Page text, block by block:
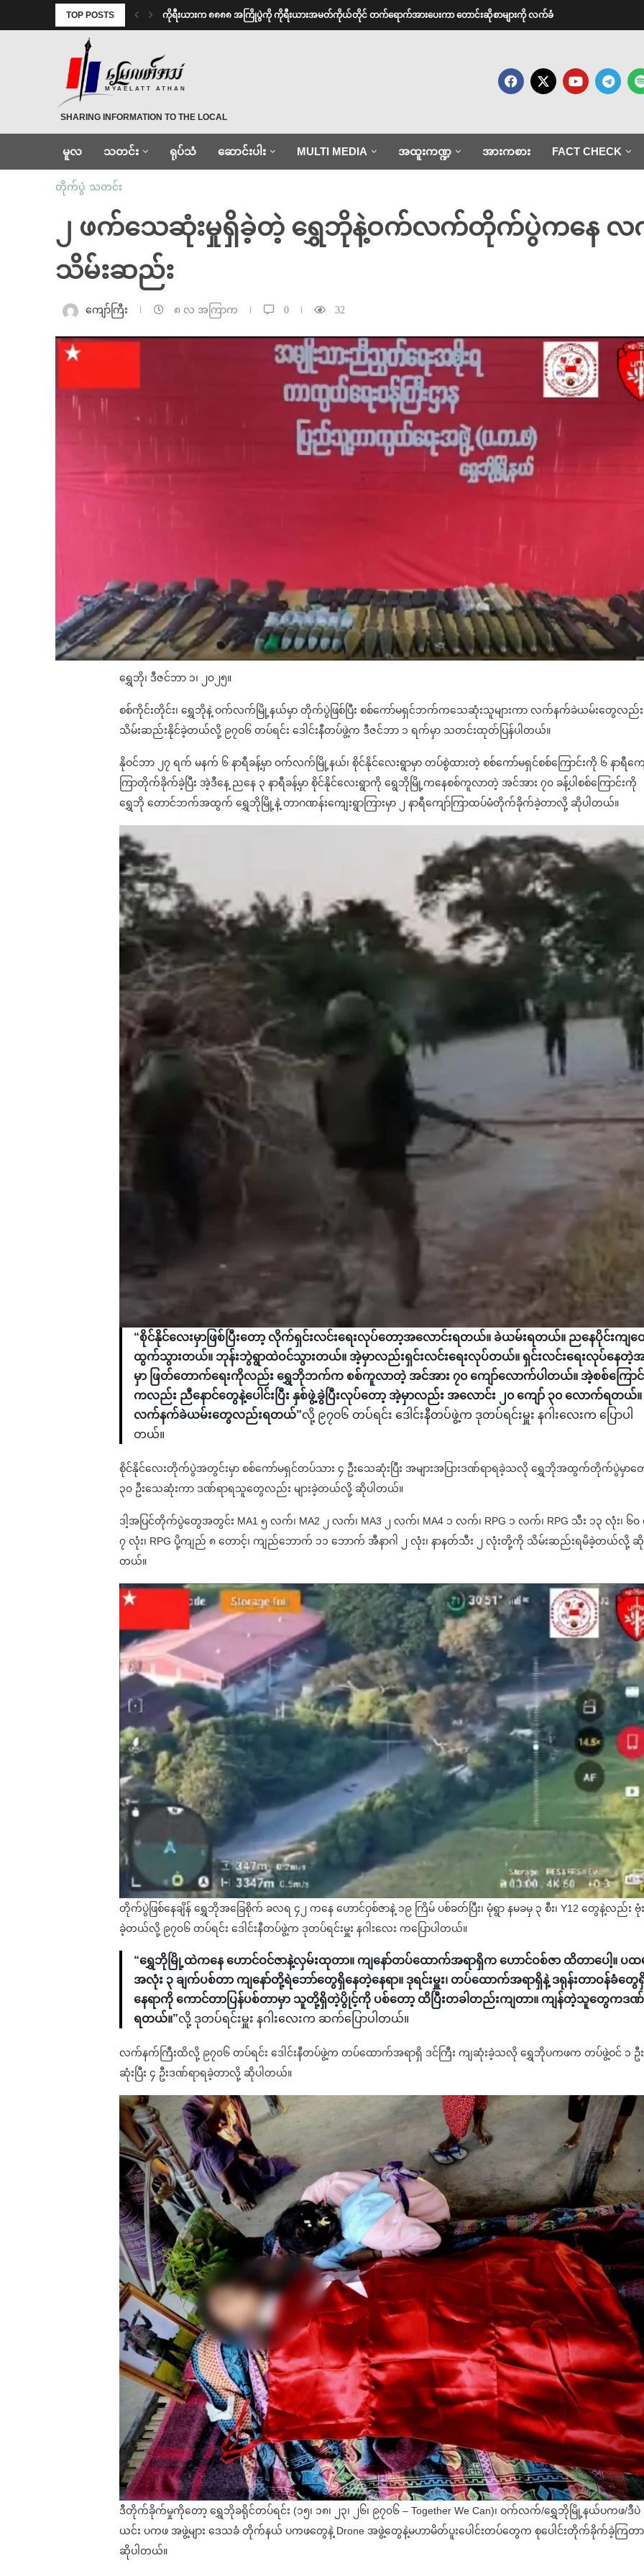
TOP POSTS ကိုရီးယားက ၈၈၈၈ အကြိုပွဲကို ကိုရီးယားအမတ်ကိုယ်တိုင် တက်ရောက်အားပေးကာ တောင်းဆိုစာများကို လက်ခံ
MYAELATT ATHAN
SHARING INFORMATION TO THE LOCAL
မူလ သတင်း ရုပ်သံ ဆောင်းပါး MULTI MEDIA အထူးကဏ္ဍ အားကစား FACT CHECK
တိုက်ပွဲ, သတင်း
၂ ဖက်သေဆုံးမှုရှိခဲ့တဲ့ ရွှေဘိုနဲ့ဝက်လက်တိုက်ပွဲကနေ လက်
သိမ်းဆည်း
ကျော်ကြီး ၈ လ အကြာက 0 32
ရွှေဘို၊ ဒီဇင်ဘာ ၁၊ ၂၀၂၅။
စစ်ကိုင်းတိုင်း၊ ရွှေဘိုနဲ့ ဝက်လက်မြို့နယ်မှာ တိုက်ပွဲဖြစ်ပြီး စစ်ကော်မရှင်ဘက်ကသေဆုံးသူများကာ လက်နက်ခဲယမ်းတွေလည်း
သိမ်းဆည်းနိုင်ခဲ့တယ်လို့ ၉၇၀၆ တပ်ရင်း ဒေါင်းနီတပ်ဖွဲ့က ဒီဇင်ဘာ ၁ ရက်မှာ သတင်းထုတ်ပြန်ပါတယ်။
နိုဝင်ဘာ ၂၇ ရက် မနက် ၆ နာရီခန့်မှာ ဝက်လက်မြို့နယ်၊ စိုင်နိုင်လေးရွာမှာ တပ်စွဲထားတဲ့ စစ်ကော်မရှင်စစ်ကြောင်းကို ၆ နာရီကျ
ကြာတိုက်ခိုက်ခဲ့ပြီး အဲ့ဒီနေ့ ညနေ ၃ နာရီခန့်မှာ စိုင်နိုင်လေးရွာကို ရွေဘိုမြို့ကနေစစ်ကူလာတဲ့ အင်အား ၇၀ ခန့်ပါစစ်ကြောင်းကို
ရွှေဘို တောင်ဘက်အထွက် ရွှေဘိုမြို့နဲ့ တာဂဏန်းကျေးရွာကြားမှာ ၂ နာရီကျော်ကြာထပ်မံတိုက်ခိုက်ခဲ့တာလို့ ဆိုပါတယ်။
“စိုင်နိုင်လေးမှာဖြစ်ပြီးတော့ လိုက်ရှင်းလင်းရေးလုပ်တော့အလောင်းရတယ်။ ခဲယမ်းရတယ်။ ညနေပိုင်းကျတ
ထွက်သွားတယ်။ ဘုန်းဘွဲရွာထဲဝင်သွားတယ်။ အဲ့မှာလည်းရှင်းလင်းရေးလုပ်တယ်။ ရှင်းလင်းရေးလုပ်နေတဲ့အ
မှာ ဖြတ်တောက်ရေးကိုလည်း ရွှေဘိုဘက်က စစ်ကူလာတဲ့ အင်အား ၇၀ ကျော်လောက်ပါတယ်။ အဲ့စစ်ကြောင်
ကလည်း ညီနောင်တွေနဲ့ပေါင်းပြီး နှစ်ဖွဲ့ခွဲပြီးလုပ်တော့ အဲ့မှာလည်း အလောင်း ၂၀ ကျော် ၃၀ လောက်ရတယ်။
လက်နက်ခဲယမ်းတွေလည်းရတယ်”လို့ ၉၇၀၆ တပ်ရင်း ဒေါင်းနီတပ်ဖွဲ့က ဒုတပ်ရင်းမှူး နဂါးလေးက ပြောပါ
တယ်။
စိုင်နိုင်လေးတိုက်ပွဲအတွင်းမှာ စစ်ကော်မရှင်တပ်သား ၄ ဦးသေဆုံးပြီး အများအပြားဒဏ်ရာရခဲ့သလို ရွှေဘိုအထွက်တိုက်ပွဲမှာတ
၃၀ ဦးသေဆုံးကာ ဒဏ်ရာရသူတွေလည်း များခဲ့တယ်လို့ ဆိုပါတယ်။
ဒါ့အပြင်တိုက်ပွဲတွေအတွင်း MA1 ၅ လက်၊ MA2 ၂ လက်၊ MA3 ၂ လက်၊ MA4 ၁ လက်၊ RPG ၁ လက်၊ RPG သီး ၁၃ လုံး၊ ၆၀
၇ လုံး၊ RPG ပို့ကျည် ၈ တောင့်၊ ကျည်ဘောက် ၁၁ ဘောက် အီနာဂါ ၂ လုံး၊ နာနတ်သီး ၂ လုံးတို့ကို သိမ်းဆည်းရမိခဲ့တယ်လို့ ဆို
တယ်။
တိုက်ပွဲဖြစ်နေချိန် ရွှေဘိုအခြေစိုက် ခလရ ၄၂ ကနေ ဟောင်ဝှစ်ဇာနဲ့ ၁၉ ကြိမ် ပစ်ခတ်ပြီး၊ မုံရွာ နမခမှ ၃ စီး၊ Y12 တွေနဲ့လည်း ဗုံ
ခဲ့တယ်လို့ ၉၇၀၆ တပ်ရင်း ဒေါင်းနီတပ်ဖွဲ့က ဒုတပ်ရင်းမှူး နဂါးလေး ကပြောပါတယ်။
“ရွှေဘိုမြို့ထဲကနေ ဟောင်ဝင်ဇာနဲ့လှမ်းထုတာ။ ကျနော်တပ်ထောက်အရာရှိက ဟောင်ဝစ်ဇာ ထိတာပေါ့။ ပထ
အလုံး ၃ ချက်ပစ်တာ ကျနော်တို့ရဲဘော်တွေရှိနေတဲ့နေရာ။ ဒုရင်းမှူး၊ တပ်ထောက်အရာရှိနဲ့ ဒရုန်းတာဝန်ခံတွ
နေရာကို ကောင်တာပြန်ပစ်တာမှာ သူတို့ရှိတဲ့ပွိုင့်ကို ပစ်တော့ ထိပြီးတခါတည်းကျတာ။ ကျန်တဲ့သူတွေကဒဏ်
ရတယ်။”လို့ ဒုတပ်ရင်းမှူး နဂါးလေးက ဆက်ပြောပါတယ်။
လက်နက်ကြီးထိလို့ ၉၇၀၆ တပ်ရင်း ဒေါင်းနီတပ်ဖွဲ့က တပ်ထောက်အရာရှိ ဒင်ကြီး ကျဆုံးခဲ့သလို ရွှေဘိုပကဖက တပ်ဖွဲ့ဝင် ၁ ဦ
ဆုံးပြီး ၄ ဦးဒဏ်ရာရခဲ့တာလို့ ဆိုပါတယ်။
ဒီတိုက်ခိုက်မှုကိုတော့ ရွှေဘိုခရိုင်တပ်ရင်း (၁၅၊ ၁၈၊ ၂၃၊ ၂၆၊ ၉၇၀၆ – Together We Can)၊ ဝက်လက်/ရွှေဘိုမြို့နယ်ပကဖ/ဒီပဲ
ယင်း ပကဖ အဖွဲ့များ ဒေသခံ တိုက်နယ် ပကဖတွေနဲ့ Drone အဖွဲ့တွေနဲ့မဟာမိတ်ပူးပေါင်းတပ်တွေက စုပေါင်းတိုက်ခိုက်ခဲ့ကြတ
ဆိုပါတယ်။